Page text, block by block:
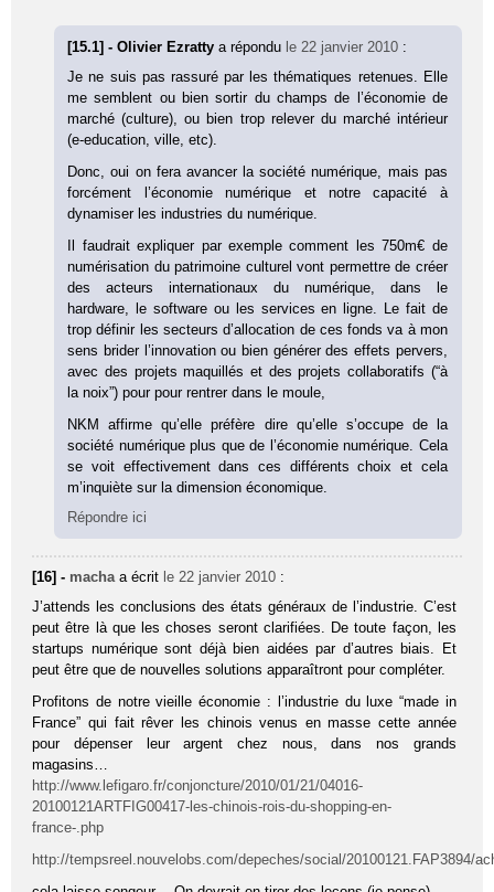
[15.1] - Olivier Ezrattya répondu le 22 janvier 2010 :
Je ne suis pas rassuré par les thématiques retenues. Elle
me semblent ou bien sortir du champs de l’économie de
marché (culture), ou bien trop relever du marché intérieur
(e-education, ville, etc).
Donc, oui on fera avancer la société numérique, mais pas
forcément l’économie numérique et notre capacité à
dynamiser les industries du numérique.
Il faudrait expliquer par exemple comment les 750m€ de
numérisation du patrimoine culturel vont permettre de créer
des acteurs internationaux du numérique, dans le
hardware, le software ou les services en ligne. Le fait de
trop définir les secteurs d’allocation de ces fonds va à mon
sens brider l’innovation ou bien générer des effets pervers,
avec des projets maquillés et des projets collaboratifs (“à
la noix”) pour pour rentrer dans le moule,
NKM affirme qu’elle préfère dire qu’elle s’occupe de la
société numérique plus que de l’économie numérique. Cela
se voit effectivement dans ces différents choix et cela
m’inquiète sur la dimension économique.
Répondre ici
[16] - macha a écrit le 22 janvier 2010 :
J’attends les conclusions des états généraux de l’industrie. C’est
peut être là que les choses seront clarifiées. De toute façon, les
startups numérique sont déjà bien aidées par d’autres biais. Et
peut être que de nouvelles solutions apparaîtront pour compléter.
Profitons de notre vieille économie : l’industrie du luxe “made in
France” qui fait rêver les chinois venus en masse cette année
pour dépenser leur argent chez nous, dans nos grands
magasins…
http://www.lefigaro.fr/conjoncture/2010/01/21/04016-
20100121ARTFIG00417-les-chinois-rois-du-shopping-en-
france-.php
http://tempsreel.nouvelobs.com/depeches/social/20100121.FAP3894/